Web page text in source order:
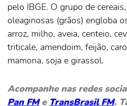
pelo IBGE. O grupo de
oleaginosas (grãos) engloba
arroz, milho, aveia, centeio,
triticale, amendoim, feijão,
mamona, soja e girassol.
Acompanhe nas redes
Pan FMe TransBrasil FM.